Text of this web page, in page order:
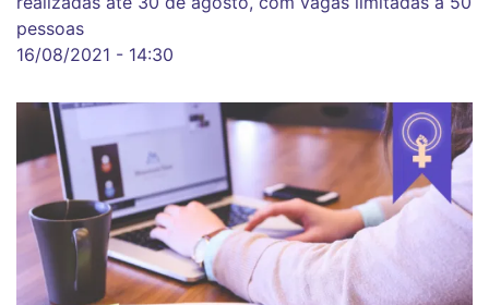
pessoas
16/08/2021 - 14:30